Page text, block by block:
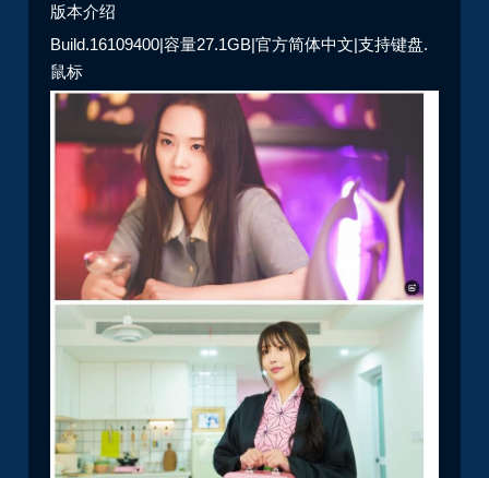
版本介绍
Build.16109400|容量27.1GB|官方简体中文|支持键盘.
鼠标